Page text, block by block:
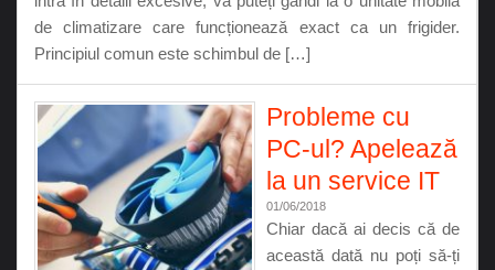
de climatizare care funcționează exact ca un frigider.
Principiul comun este schimbul de […]
Probleme cu
PC-ul? Apelează
la un service IT
01/06/2018
Chiar dacă ai decis că de
această dată nu poți să-ți